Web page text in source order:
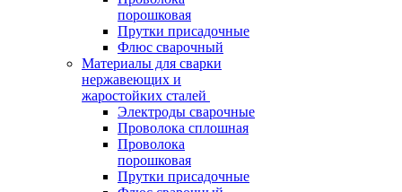
порошковая
Прутки присадочные
Флюс сварочный
Материалы для сварки
нержавеющих и
жаростойких сталей
Электроды сварочные
Проволока сплошная
Проволока
порошковая
Прутки присадочные